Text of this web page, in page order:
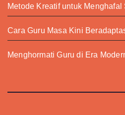
Metode Kreatif untuk Menghafal
Cara Guru Masa Kini
Menghormati Guru di Era